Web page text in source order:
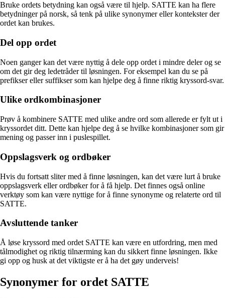
Bruke ordets betydning kan også være til hjelp. SATTE kan ha flere
betydninger på norsk, så tenk på ulike synonymer eller kontekster der
ordet kan brukes.
Del opp ordet
Noen ganger kan det være nyttig å dele opp ordet i mindre deler og se
om det gir deg ledetråder til løsningen. For eksempel kan du se på
prefikser eller suffikser som kan hjelpe deg å finne riktig kryssord-svar.
Ulike ordkombinasjoner
Prøv å kombinere SATTE med ulike andre ord som allerede er fylt ut i
kryssordet ditt. Dette kan hjelpe deg å se hvilke kombinasjoner som gir
mening og passer inn i puslespillet.
Oppslagsverk og ordbøker
Hvis du fortsatt sliter med å finne løsningen, kan det være lurt å bruke
oppslagsverk eller ordbøker for å få hjelp. Det finnes også online
verktøy som kan være nyttige for å finne synonyme og relaterte ord til
SATTE.
Avsluttende tanker
Å løse kryssord med ordet SATTE kan være en utfordring, men med
tålmodighet og riktig tilnærming kan du sikkert finne løsningen. Ikke
gi opp og husk at det viktigste er å ha det gøy underveis!
Synonymer for ordet SATTE